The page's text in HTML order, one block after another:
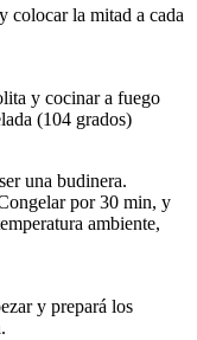
colocar la mitad a cada
y cocinar a fuego
(104 grados)
una budinera.
por 30 min, y
ambiente,
y prepará los